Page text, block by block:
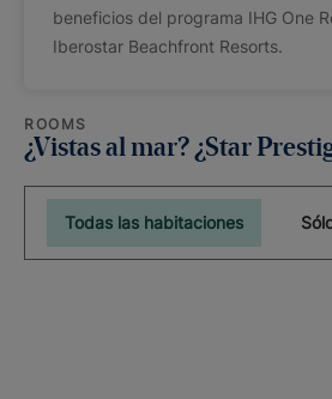
beneficios del programa IHG One
Iberostar Beachfront Resorts.
ROOMS
¿Vistas al mar? ¿Star
Todas las habitaciones